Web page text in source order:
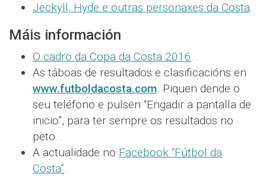
Jeckyll, Hyde e outras personaxes da Costa.
Máis información
O cadro da Copa da Costa 2016.
As táboas de resultados e clasificacións en
www.futboldacosta.com. Piquen dende o
seu teléfono e pulsen “Engadir a pantalla de
inicio”, para ter sempre os resultados no
peto.
A actualidade no Facebook “Fútbol da
Costa”.